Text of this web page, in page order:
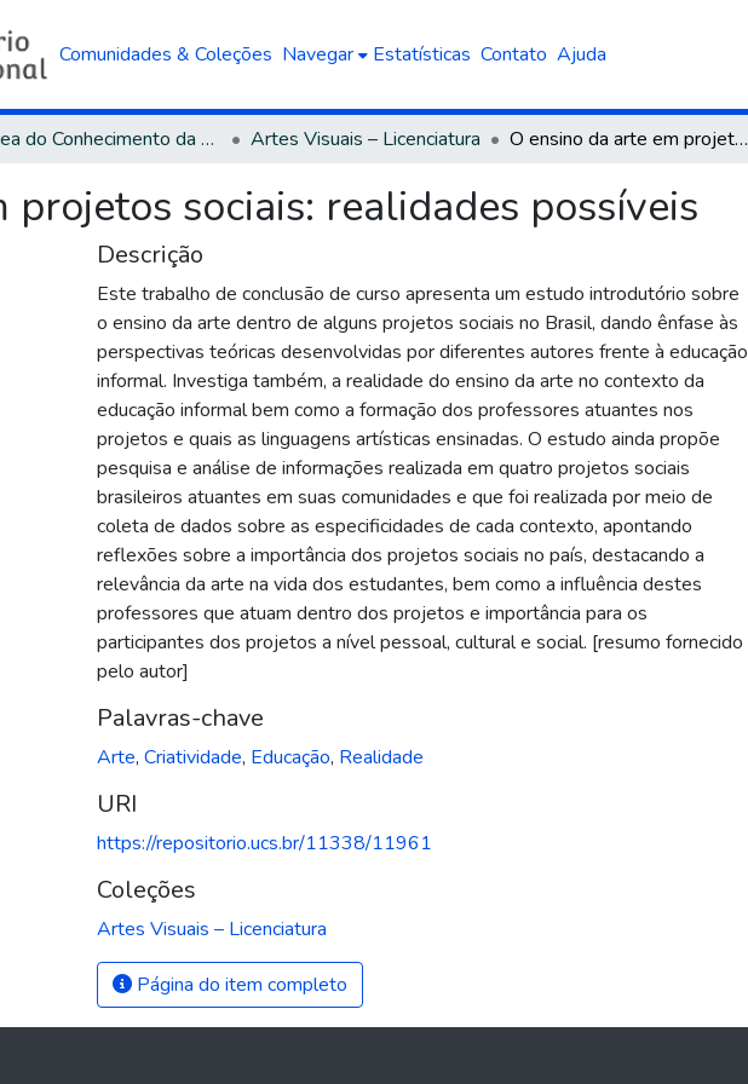
Comunidades & Coleções Navegar Estatísticas Contato Ajuda
Área do Conhecimento da Linguística, Letras e Artes Artes Visuais – Licenciatura O ensino da arte em projetos sociais: realidades possíveis
projetos sociais: realidades possíveis
Descrição
Este trabalho de conclusão de curso apresenta um estudo introdutório sobre
o ensino da arte dentro de alguns projetos sociais no Brasil, dando ênfase às
perspectivas teóricas desenvolvidas por diferentes autores frente à educação
informal. Investiga também, a realidade do ensino da arte no contexto da
educação informal bem como a formação dos professores atuantes nos
projetos e quais as linguagens artísticas ensinadas. O estudo ainda propõe
pesquisa e análise de informações realizada em quatro projetos sociais
brasileiros atuantes em suas comunidades e que foi realizada por meio de
coleta de dados sobre as especificidades de cada contexto, apontando
reflexões sobre a importância dos projetos sociais no país, destacando a
relevância da arte na vida dos estudantes, bem como a influência destes
professores que atuam dentro dos projetos e importância para os
participantes dos projetos a nível pessoal, cultural e social. [resumo fornecido
pelo autor]
Palavras-chave
Arte, Criatividade, Educação, Realidade
URI
https://repositorio.ucs.br/11338/11961
Coleções
Artes Visuais – Licenciatura
Página do item completo